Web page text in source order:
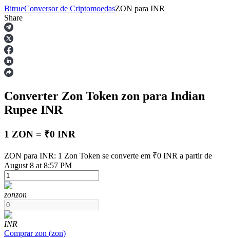
Futuros
Futuros de USDT
Futuros usando USDT como garantia
BitrueConversor de CriptomoedasZON para INR
Share
Converter Zon Token zon para Indian
Rupee INR
1 ZON = ₹0 INR
ZON para INR: 1 Zon Token se converte em ₹0 INR a partir de
August 8 at 8:57 PM
zonzon
INR
Comprar zon (zon)